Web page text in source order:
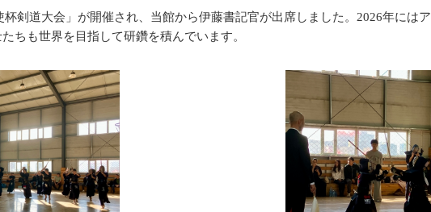
剣道大会」が開催され、当館から伊藤書記官が出席しました。2026年には
ちも世界を目指して研鑽を積んでいます。